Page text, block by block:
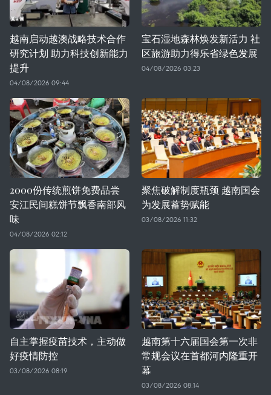
越南启动越澳战略技术合作
研究计划 助力科技创新能力
提升
04/08/2026 09:44
宝石湿地森林焕发新活力 社
区旅游助力得乐省绿色发展
04/08/2026 03:23
2000份传统煎饼免费品尝
安江民间糕饼节飘香南部风
味
04/08/2026 02:12
聚焦破解制度瓶颈 越南国会
为发展蓄势赋能
03/08/2026 11:32
自主掌握疫苗技术，主动做
好疫情防控
03/08/2026 08:19
越南第十六届国会第一次非
常规会议在首都河内隆重开
幕
03/08/2026 08:14